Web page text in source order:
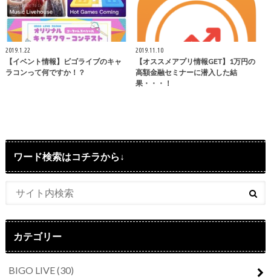
2019.1.22
【イベント情報】ビゴライブのキャ
ラコンって何ですか！？
2019.11.10
【オススメアプリ情報GET】1万円の
高額金融セミナーに潜入した結
果・・・！
ワード検索はコチラから↓
カテゴリー
BIGO LIVE(30)